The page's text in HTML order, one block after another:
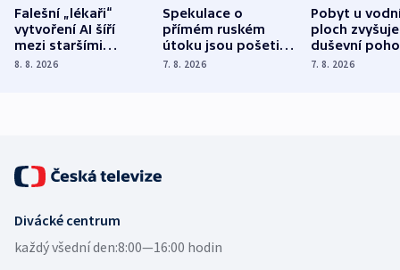
Falešní „lékaři“
vytvoření AI šíří
mezi staršími
Poláky nebezpečné
8. 8. 2026
Spekulace o
přímém ruském
útoku jsou pošetilé,
míní estonský
7. 8. 2026
Pobyt u
ploch zvyšuje
duševní
ukázala
7. 8. 2026
Divácké centrum
každý všední den:8:00—16:00 hodin